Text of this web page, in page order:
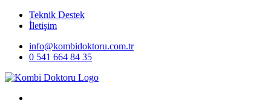
Teknik Destek
İletişim
info@kombidoktoru.com.tr
0 541 664 84 35